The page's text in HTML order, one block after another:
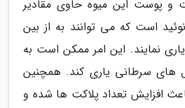
و پوست این میوه حاوی مقادیر
است که می توانند به از بین
نمایند. این امر ممکن است به
های سرطانی یاری کند. همچنین
افزایش تعداد پلاکت ها شده و